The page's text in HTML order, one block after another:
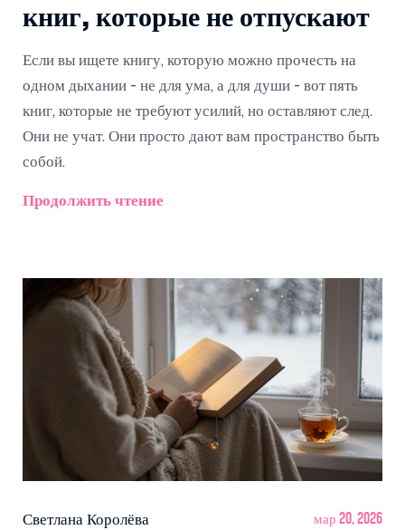
книг, которые не отпускают
Если вы ищете книгу, которую можно прочесть на
одном дыхании - не для ума, а для души - вот пять
книг, которые не требуют усилий, но оставляют след.
Они не учат. Они просто дают вам пространство быть
собой.
Продолжить чтение
Светлана Королёва мар 20, 2026